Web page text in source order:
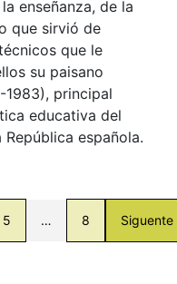
enseñanza, de la
que sirvió de
que le
su paisano
1983), principal
educativa del
española.
5 … 8 Siguente